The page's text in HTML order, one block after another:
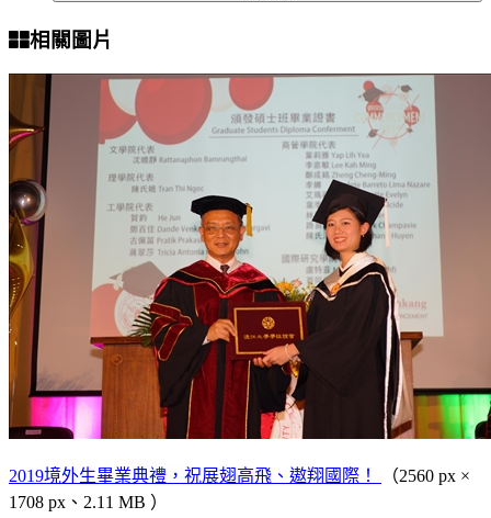
相關圖片
2019境外生畢業典禮，祝展翅高飛、遨翔國際！
（2560 px ×
1708 px、2.11 MB ）